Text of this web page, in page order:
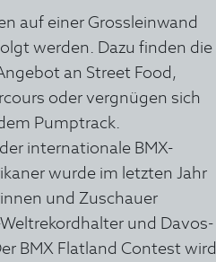
auf einer Grossleinwand
werden. Dazu finden die
an Street Food,
oder vergnügen sich
Pumptrack.
internationale BMX-
wurde im letzten Jahr
und Zuschauer
und Davos-
BMX Flatland Contest wird